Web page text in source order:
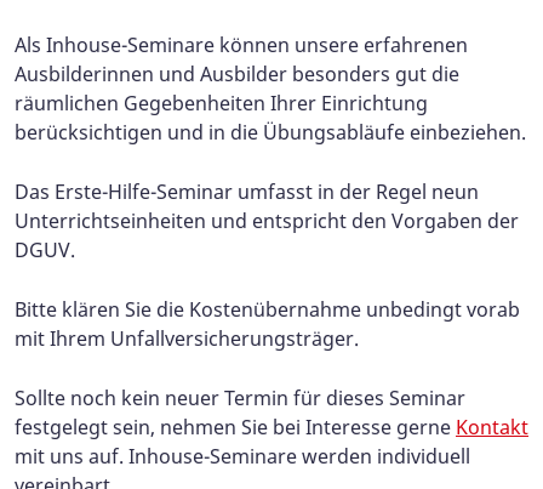
Als Inhouse-Seminare können unsere erfahrenen
Ausbilderinnen und Ausbilder besonders gut die
räumlichen Gegebenheiten Ihrer Einrichtung
berücksichtigen und in die Übungsabläufe einbeziehen.
Das Erste-Hilfe-Seminar umfasst in der Regel neun
Unterrichtseinheiten und entspricht den Vorgaben der
DGUV.
Bitte klären Sie die Kostenübernahme unbedingt vorab
mit Ihrem Unfallversicherungsträger.
Sollte noch kein neuer Termin für dieses Seminar
festgelegt sein, nehmen Sie bei Interesse gerne Kontakt
mit uns auf. Inhouse-Seminare werden individuell